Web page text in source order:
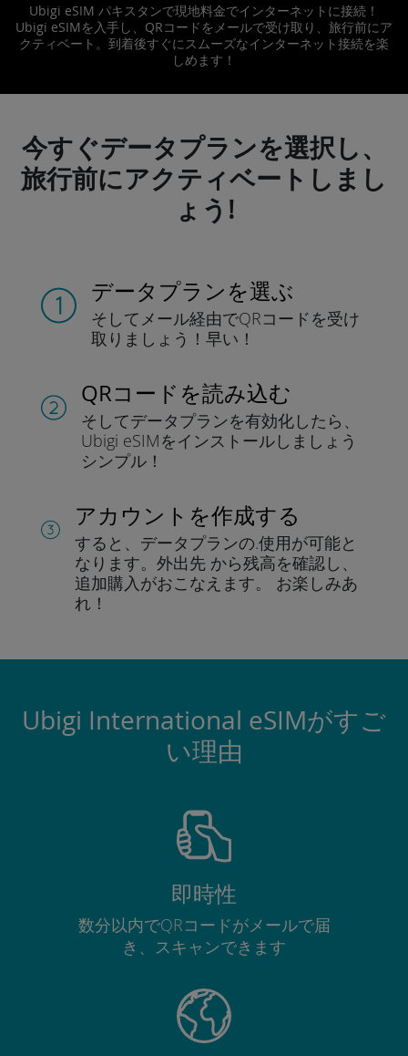
Ubigi eSIM パキスタンで現地料金でインターネットに接続！
Ubigi eSIMを入手し、QRコードをメールで受け取り、旅行前にア
クティベート。到着後すぐにスムーズなインターネット接続を楽
しめます！
今すぐデータプランを選択し、
旅行前にアクティベートしまし
ょう!
データプランを選ぶ
そしてメール経由でQRコードを受け
取りましょう！早い！
QRコードを読み込む
そしてデータプランを有効化したら、
Ubigi eSIMをインストールしま しょう
シンプル！
アカウントを作成する
すると、データプランの.使用が可能と
なります。 外出先 から残高を確認し、
追加購入がおこなえます。
お楽しみあ
れ！
Ubigi International eSIMがすご
い理由
即時性
数分以内でQRコードがメールで届
き、スキャンできます